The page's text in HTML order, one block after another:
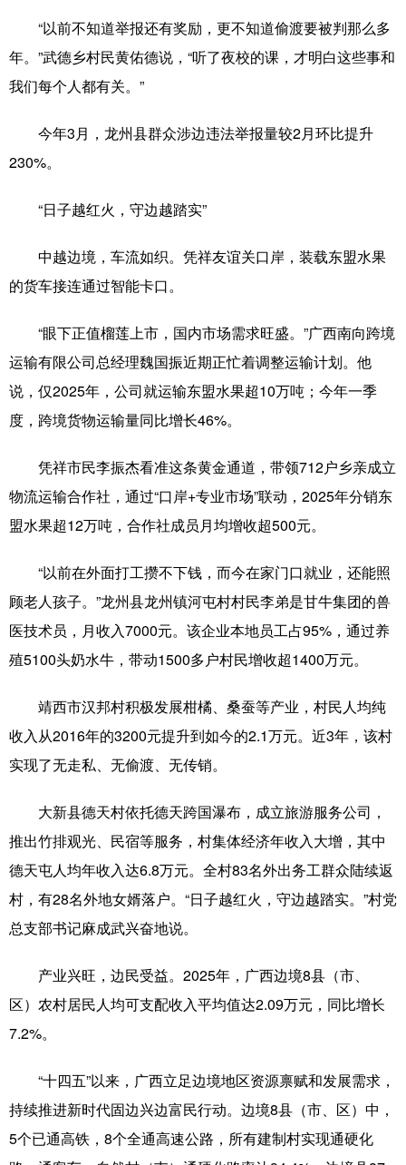
“以前不知道举报还有奖励，更不知道偷渡要被判那么多
年。”武德乡村民黄佑德说，“听了夜校的课，才明白这些事和
我们每个人都有关。”
今年3月，龙州县群众涉边违法举报量较2月环比提升
230%。
“日子越红火，守边越踏实”
中越边境，车流如织。凭祥友谊关口岸，装载东盟水果
的货车接连通过智能卡口。
“眼下正值榴莲上市，国内市场需求旺盛。”广西南向跨境
运输有限公司总经理魏国振近期正忙着调整运输计划。他
说，仅2025年，公司就运输东盟水果超10万吨；今年一季
度，跨境货物运输量同比增长46%。
凭祥市民李振杰看准这条黄金通道，带领712户乡亲成立
物流运输合作社，通过“口岸+专业市场”联动，2025年分销东
盟水果超12万吨，合作社成员月均增收超500元。
“以前在外面打工攒不下钱，而今在家门口就业，还能照
顾老人孩子。”龙州县龙州镇河屯村村民李弟是甘牛集团的兽
医技术员，月收入7000元。该企业本地员工占95%，通过养
殖5100头奶水牛，带动1500多户村民增收超1400万元。
靖西市汉邦村积极发展柑橘、桑蚕等产业，村民人均纯
收入从2016年的3200元提升到如今的2.1万元。近3年，该村
实现了无走私、无偷渡、无传销。
大新县德天村依托德天跨国瀑布，成立旅游服务公司，
推出竹排观光、民宿等服务，村集体经济年收入大增，其中
德天屯人均年收入达6.8万元。全村83名外出务工群众陆续返
村，有28名外地女婿落户。“日子越红火，守边越踏实。”村党
总支部书记麻成武兴奋地说。
产业兴旺，边民受益。2025年，广西边境8县（市、
区）农村居民人均可支配收入平均值达2.09万元，同比增长
7.2%。
“十四五”以来，广西立足边境地区资源禀赋和发展需求，
持续推进新时代固边兴边富民行动。边境8县（市、区）中，
5个已通高铁，8个全通高速公路，所有建制村实现通硬化